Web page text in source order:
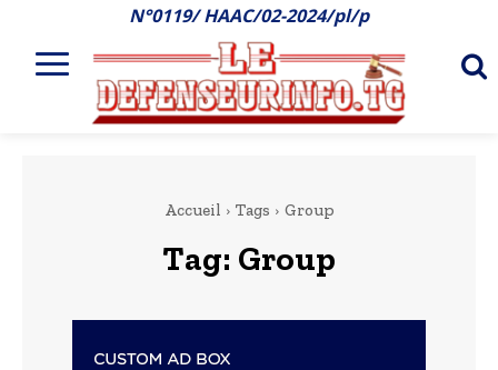
N°0119/ HAAC/02-2024/pl/p
Accueil Tags Group
Tag: Group